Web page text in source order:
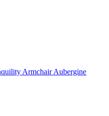
Armchair Aubergine